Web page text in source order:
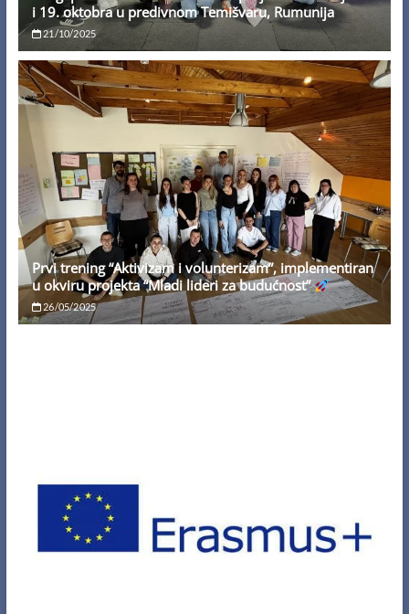
i 19. oktobra u predivnom Temišvaru, Rumunija
21/10/2025
Prvi trening “Aktivizam i volunterizam”, implementiran
u okviru projekta “Mladi lideri za budućnost”
26/05/2025